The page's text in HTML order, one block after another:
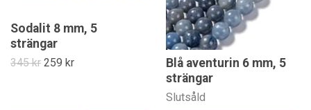
Sodalit 8 mm, 5
strängar
345 kr 259 kr
Blå aventurin 6 mm, 5
strängar
Slutsåld